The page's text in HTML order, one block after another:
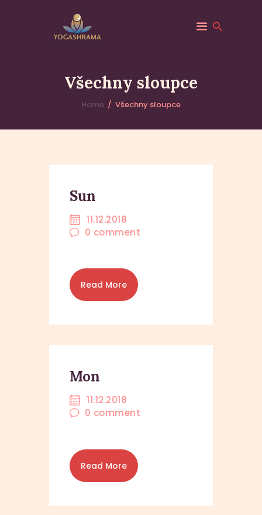
Všechny sloupce
Home Všechny sloupce
DOLNÍ ČERMNÉ
Yogashrama – jediný Náthský ašrám v České republice. Jóga,
meditace a duchovní praxe v tradici GorakhNatha. Pobytové
programy pro začátečníky i pokročilé v Dolní Čermné.
ÁŠRAM
Sun
11.12.2018
0 comment
Read More
Mon
11.12.2018
0 comment
Read More